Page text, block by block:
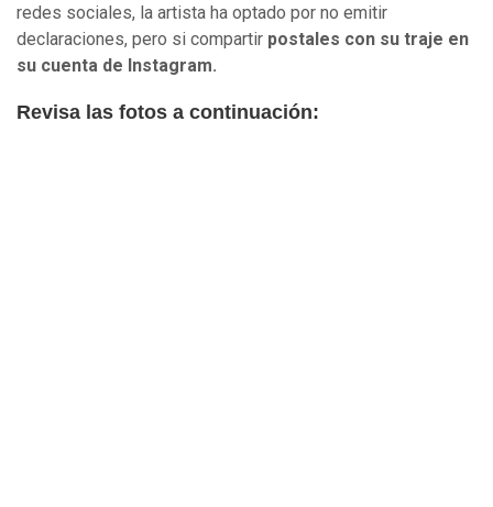
redes sociales, la artista ha optado por no emitir
declaraciones, pero si compartir postales con su traje en
su cuenta de Instagram.
Revisa las fotos a continuación: